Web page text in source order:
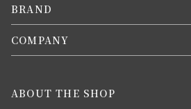
新規会員登録
会員規約について
お買い物ガイド
会員登録について
お支払方法について
BRAND
コンセプト
webカタログ
COMPANY
店舗一覧
ABOUT THE SHOP